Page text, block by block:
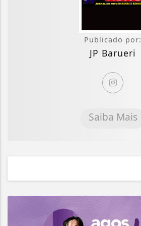
Publicado por:
JP Barueri
Saiba Mais